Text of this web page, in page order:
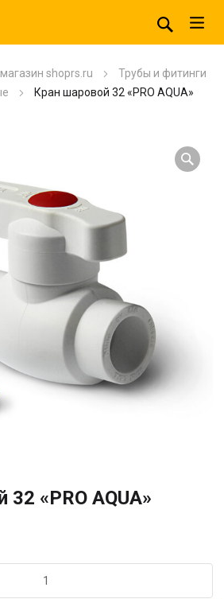
shoprs.ru
Трубы и фитинги
Кран шаровой 32 «PRO AQUA»
«PRO AQUA»